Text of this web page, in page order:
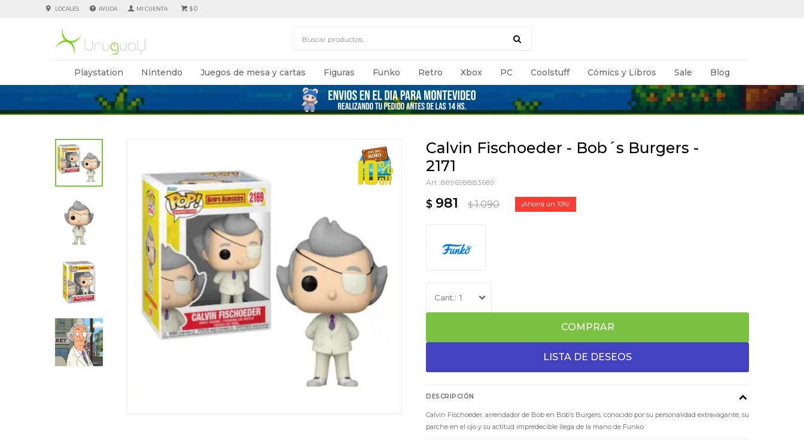
Playstation Nintendo Juegos de mesa y cartas Figuras Funko Retro Xbox PC Coolstuff Cómics y Libros Sale Blog
$0
LOCALES AYUDA
Calvin Fischoeder - Bob´s Burgers -
2171
889698883689
$ 981 $ 1.090 10
1
COMPRAR
DESCRIPCIÓN
Calvin Fischoeder, arrendador de Bob en Bob’s Burgers, conocido por su personalidad extravagante, su
parche en el ojo y su actitud impredecible llega de la mano de Funko